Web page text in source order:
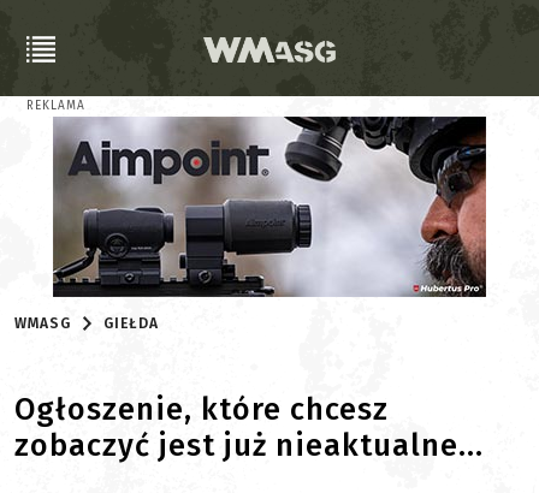
REKLAMA
WMASG GIEŁDA
Ogłoszenie, które chcesz
zobaczyć jest już nieaktualne...